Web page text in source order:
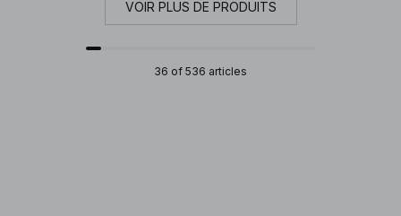
VOIR PLUS DE PRODUITS
36 of 536 articles